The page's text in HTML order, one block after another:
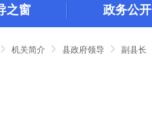
之窗 政务公开
机关简介 县政府领导 副县长